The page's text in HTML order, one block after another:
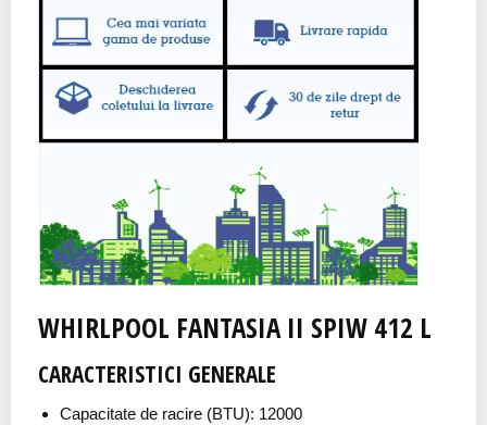
WHIRLPOOL FANTASIA II SPIW 412 L
CARACTERISTICI GENERALE
Capacitate de racire (BTU): 12000